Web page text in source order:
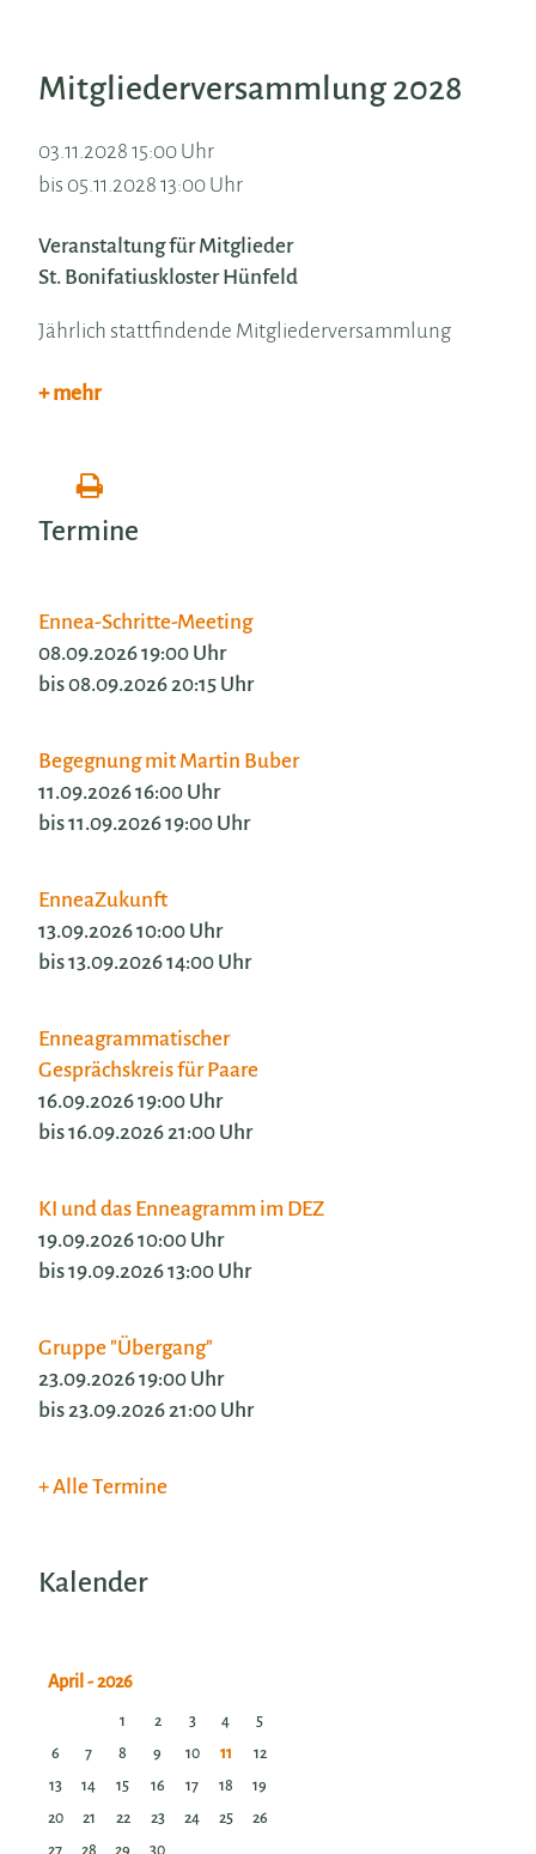
Mitgliederversammlung 2028
03.11.2028 15:00 Uhr
bis 05.11.2028 13:00 Uhr
Veranstaltung für Mitglieder
St. Bonifatiuskloster Hünfeld
Jährlich stattfindende Mitgliederversammlung
+ mehr
Termine
Ennea-Schritte-Meeting
08.09.2026 19:00 Uhr
bis 08.09.2026 20:15 Uhr
Begegnung mit Martin Buber
11.09.2026 16:00 Uhr
bis 11.09.2026 19:00 Uhr
EnneaZukunft
13.09.2026 10:00 Uhr
bis 13.09.2026 14:00 Uhr
Enneagrammatischer
Gesprächskreis für Paare
16.09.2026 19:00 Uhr
bis 16.09.2026 21:00 Uhr
KI und das Enneagramm im DEZ
19.09.2026 10:00 Uhr
bis 19.09.2026 13:00 Uhr
Gruppe "Übergang"
23.09.2026 19:00 Uhr
bis 23.09.2026 21:00 Uhr
Alle Termine
Kalender
1 2 3 4
5
6
7 8 9 10 11
12
13
14 15 16 17 18
19
20
21 22 23 24 25
26
27
28 29 30